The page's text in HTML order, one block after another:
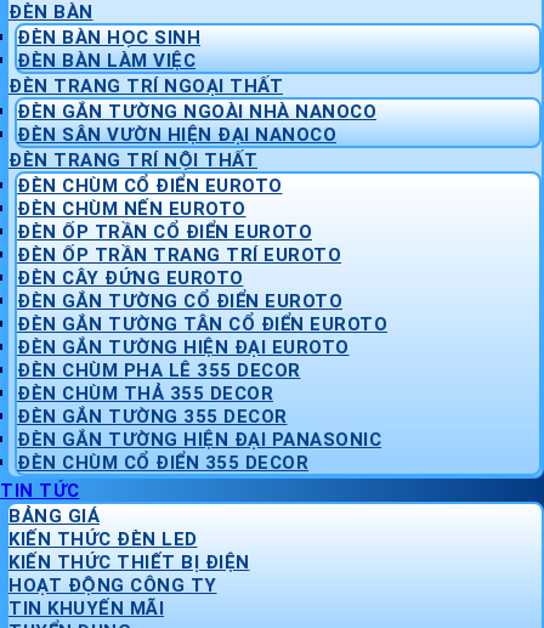
ĐÈN BÀN
ĐÈN BÀN HỌC SINH
ĐÈN BÀN LÀM VIỆC
ĐÈN TRANG TRÍ NGOẠI THẤT
ĐÈN GẮN TƯỜNG NGOÀI NHÀ NANOCO
ĐÈN SÂN VƯỜN HIỆN ĐẠI NANOCO
ĐÈN TRANG TRÍ NỘI THẤT
ĐÈN CHÙM CỔ ĐIỂN EUROTO
ĐÈN CHÙM NẾN EUROTO
ĐÈN ỐP TRẦN CỔ ĐIỂN EUROTO
ĐÈN ỐP TRẦN TRANG TRÍ EUROTO
ĐÈN CÂY ĐỨNG EUROTO
ĐÈN GẮN TƯỜNG CỔ ĐIỂN EUROTO
ĐÈN GẮN TƯỜNG TÂN CỔ ĐIỂN EUROTO
ĐÈN GẮN TƯỜNG HIỆN ĐẠI EUROTO
ĐÈN CHÙM PHA LÊ 355 DECOR
ĐÈN CHÙM THẢ 355 DECOR
ĐÈN GẮN TƯỜNG 355 DECOR
ĐÈN GẮN TƯỜNG HIỆN ĐẠI PANASONIC
ĐÈN CHÙM CỔ ĐIỂN 355 DECOR
TIN TỨC
BẢNG GIÁ
KIẾN THỨC ĐÈN LED
KIẾN THỨC THIẾT BỊ ĐIỆN
HOẠT ĐỘNG CÔNG TY
TIN KHUYẾN MÃI